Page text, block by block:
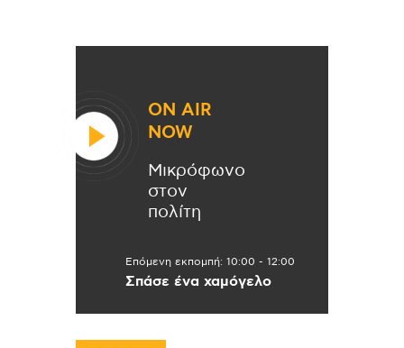
ON AIR
NOW
Μικρόφωνο
στον
πολίτη
Επόμενη εκπομπή: 10:00 - 12:00
Σπάσε ένα χαμόγελο